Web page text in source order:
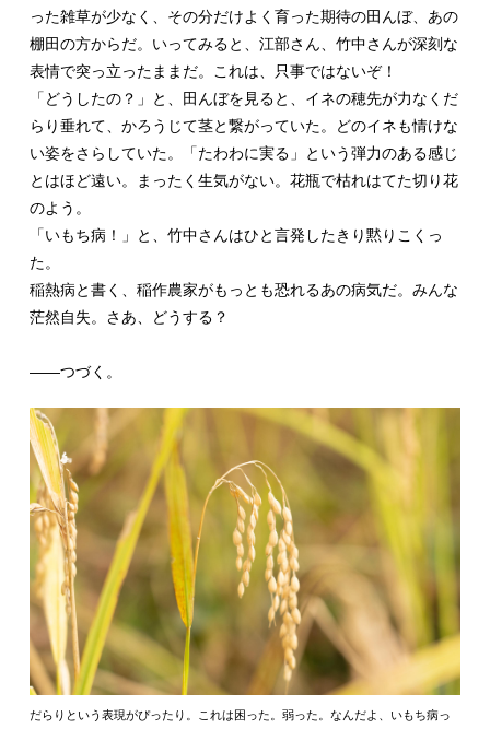
った雑草が少なく、その分だけよく育った期待の田んぼ、あの
棚田の方からだ。いってみると、江部さん、竹中さんが深刻な
表情で突っ立ったままだ。これは、只事ではないぞ！
「どうしたの？」と、田んぼを見ると、イネの穂先が力なくだ
らり垂れて、かろうじて茎と繋がっていた。どのイネも情けな
い姿をさらしていた。「たわわに実る」という弾力のある感じ
とはほど遠い。まったく生気がない。花瓶で枯れはてた切り花
のよう。
「いもち病！」と、竹中さんはひと言発したきり黙りこくっ
た。
稲熱病と書く、稲作農家がもっとも恐れるあの病気だ。みんな
茫然自失。さあ、どうする？
――つづく。
だらりという表現がぴったり。これは困った。弱った。なんだよ、いもち病っ